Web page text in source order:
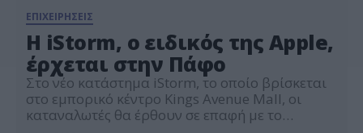
ΕΠΙΧΕΙΡΗΣΕΙΣ
Η iStorm, o ειδικός της Apple,
έρχεται στην Πάφο
Στο νέο κατάστημα iStorm, το οποίο βρίσκεται
στο εμπορικό κέντρο Kings Avenue Mall, οι
καταναλωτές θα έρθουν σε επαφή με το